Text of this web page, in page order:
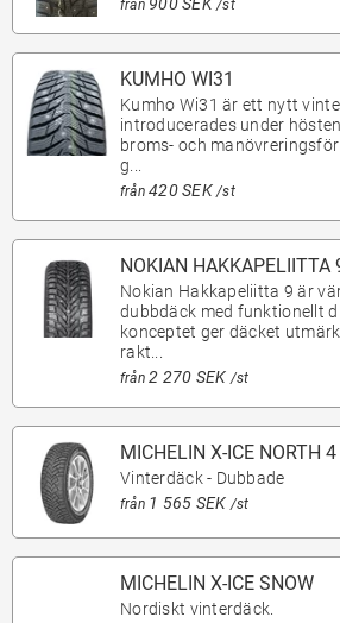
från /st
KUMHO WI31
Kumho Wi31 är ett nytt
introducerades under
broms- och
g...
från420 SEK /st
NOKIAN HAKKAPELIITTA
Nokian Hakkapeliitta 9 är
dubbdäck med funktionellt
konceptet ger däcket
rakt...
från2 270 SEK /st
MICHELIN X-ICE NORTH 4
Vinterdäck - Dubbade
från 1 565 SEK /st
MICHELIN X-ICE SNOW
Nordiskt vinterdäck.